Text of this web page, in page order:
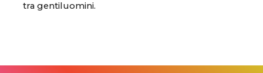
tra gentiluomini.